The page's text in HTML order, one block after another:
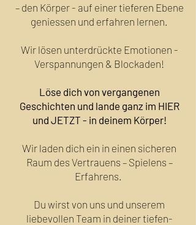
– den Körper - auf einer tieferen Ebene
geniessen und erfahren lernen.
Wir lösen unterdrückte Emotionen -
Verspannungen & Blockaden!
Löse dich von vergangenen
Geschichten und lande ganz im HIER
und JETZT - in deinem Körper!
Wir laden dich ein in einen sicheren
Raum des Vertrauens – Spielens –
Erfahrens.
Du wirst von uns und unserem
liebevollen Team in deiner tiefen-